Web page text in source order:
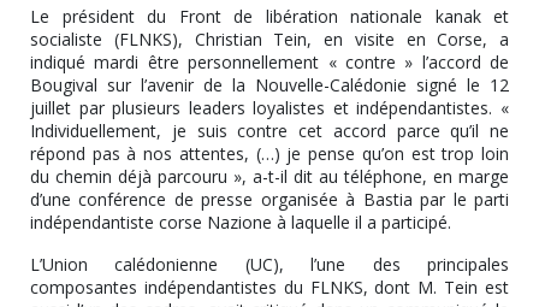
Le président du Front de libération nationale kanak et
socialiste (FLNKS), Christian Tein, en visite en Corse, a
indiqué mardi être personnellement « contre » l’accord de
Bougival sur l’avenir de la Nouvelle-Calédonie signé le 12
juillet par plusieurs leaders loyalistes et indépendantistes. «
Individuellement, je suis contre cet accord parce qu’il ne
répond pas à nos attentes, (…) je pense qu’on est trop loin
du chemin déjà parcouru », a-t-il dit au téléphone, en marge
d’une conférence de presse organisée à Bastia par le parti
indépendantiste corse Nazione à laquelle il a participé.
L’Union calédonienne (UC), l’une des principales
composantes indépendantistes du FLNKS, dont M. Tein est